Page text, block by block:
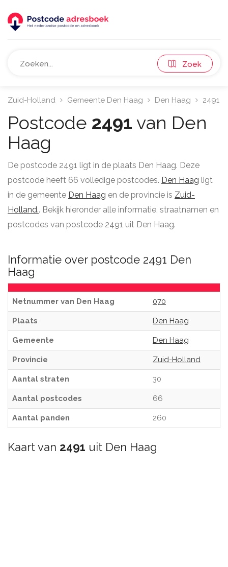
Zoek
Zuid-Holland Gemeente Den Haag Den Haag 2491
Postcode 2491 van Den
Haag
De postcode 2491 ligt in de plaats Den Haag. Deze
postcode heeft 66 volledige postcodes. Den Haag ligt
in de gemeente Den Haag en de provincie is Zuid-
Holland.. Bekijk hieronder alle informatie, straatnamen en
postcodes van postcode 2491 uit Den Haag.
Informatie over postcode 2491 Den
Haag
Netnummer van Den Haag 070
Plaats Den Haag
Gemeente Den Haag
Provincie Zuid-Holland
Aantal straten 30
Aantal postcodes 66
Aantal panden 260
Kaart van 2491 uit Den Haag